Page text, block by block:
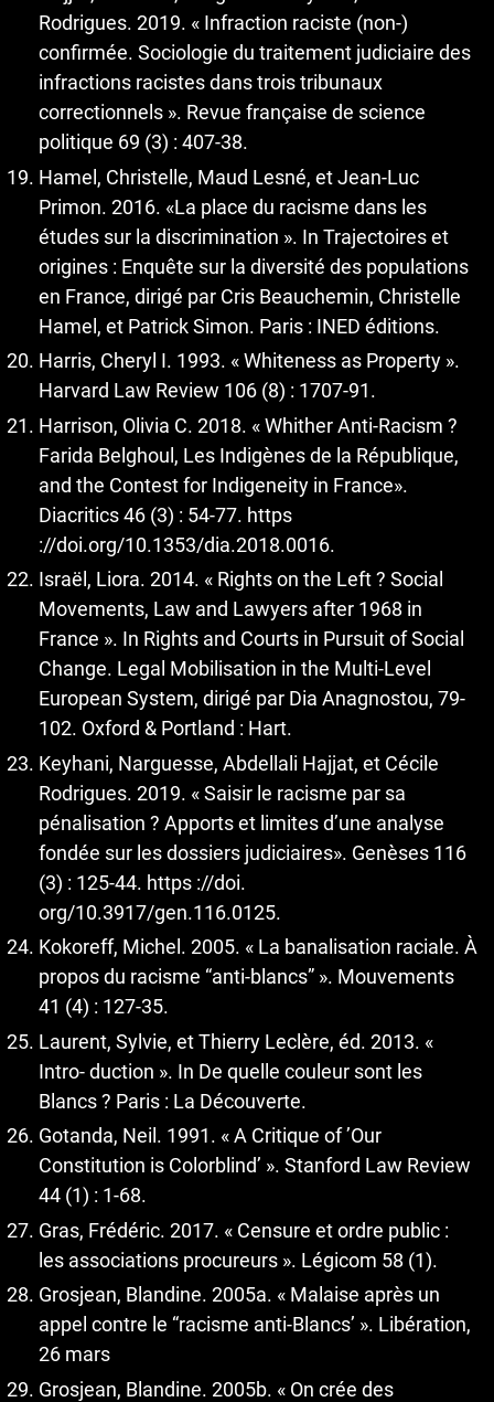
Rodrigues. 2019. « Infraction raciste (non-)
confirmée. Sociologie du traitement judiciaire des
infractions racistes dans trois tribunaux
correctionnels ». Revue française de science
politique 69 (3) : 407-38.
Hamel, Christelle, Maud Lesné, et Jean-Luc
Primon. 2016. «La place du racisme dans les
études sur la discrimination ». In Trajectoires et
origines : Enquête sur la diversité des populations
en France, dirigé par Cris Beauchemin, Christelle
Hamel, et Patrick Simon. Paris : INED éditions.
Harris, Cheryl I. 1993. « Whiteness as Property ».
Harvard Law Review 106 (8) : 1707-91.
Harrison, Olivia C. 2018. « Whither Anti-Racism ?
Farida Belghoul, Les Indigènes de la République,
and the Contest for Indigeneity in France».
Diacritics 46 (3) : 54-77. https
://doi.org/10.1353/dia.2018.0016.
Israël, Liora. 2014. « Rights on the Left ? Social
Movements, Law and Lawyers after 1968 in
France ». In Rights and Courts in Pursuit of Social
Change. Legal Mobilisation in the Multi-Level
European System, dirigé par Dia Anagnostou, 79-
102. Oxford & Portland : Hart.
Keyhani, Narguesse, Abdellali Hajjat, et Cécile
Rodrigues. 2019. « Saisir le racisme par sa
pénalisation ? Apports et limites d’une analyse
fondée sur les dossiers judiciaires». Genèses 116
(3) : 125-44. https ://doi.
org/10.3917/gen.116.0125.
Kokoreff, Michel. 2005. « La banalisation raciale. À
propos du racisme “anti-blancs” ». Mouvements
41 (4) : 127-35.
Laurent, Sylvie, et Thierry Leclère, éd. 2013. «
Intro- duction ». In De quelle couleur sont les
Blancs ? Paris : La Découverte.
Gotanda, Neil. 1991. « A Critique of ’Our
Constitution is Colorblind’ ». Stanford Law Review
44 (1) : 1-68.
Gras, Frédéric. 2017. « Censure et ordre public :
les associations procureurs ». Légicom 58 (1).
Grosjean, Blandine. 2005a. « Malaise après un
appel contre le “racisme anti-Blancs’ ». Libération,
26 mars
Grosjean, Blandine. 2005b. « On crée des